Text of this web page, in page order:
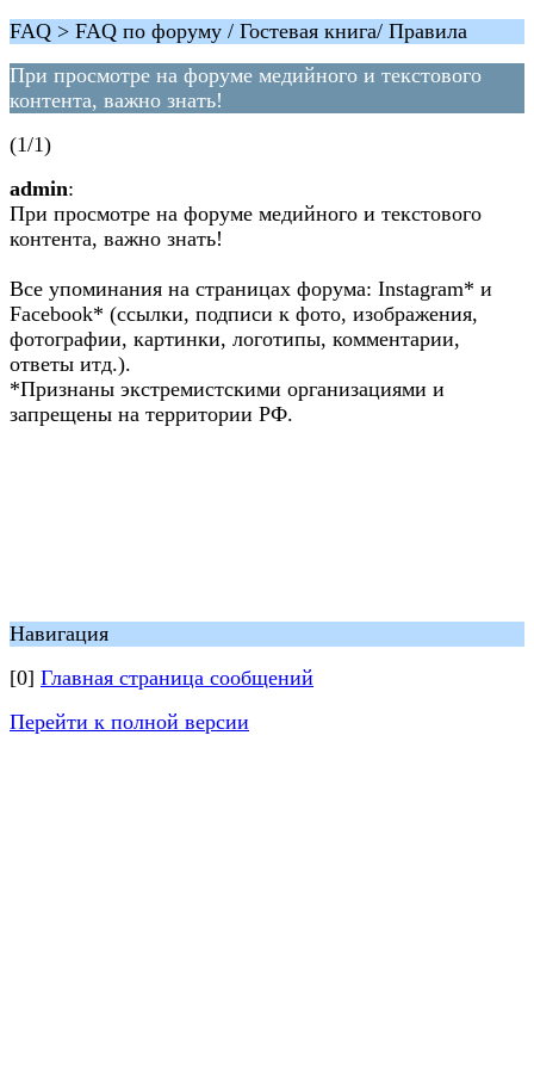
FAQ > FAQ по форуму / Гостевая книга/ Правила
При просмотре на форуме медийного и текстового
контента, важно знать!
(1/1)
admin:
При просмотре на форуме медийного и текстового
контента, важно знать!
Все упоминания на страницах форума: Instagram* и
Facebook* (ссылки, подписи к фото, изображения,
фотографии, картинки, логотипы, комментарии,
ответы итд.).
*Признаны экстремистскими организациями и
запрещены на территории РФ.
Навигация
[0] Главная страница сообщений
Перейти к полной версии